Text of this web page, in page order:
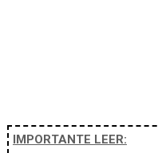
IMPORTANTE LEER: